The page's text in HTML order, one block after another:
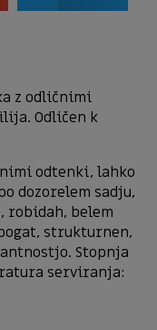
z odličnimi
Odličen k
odtenki, lahko
dozorelem sadju,
robidah, belem
strukturnen,
Stopnja
serviranja: